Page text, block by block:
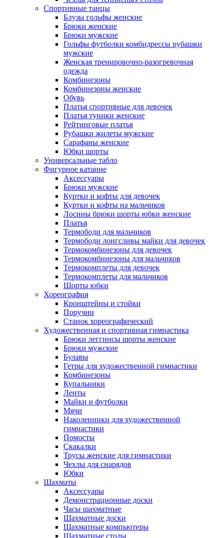
Спортивные танцы
Блузы гольфы женские
Брюки женские
Брюки мужские
Гольфы футболки комбидрессы рубашки
мужские
Женская тренировочно-разогревочная
одежда
Комбинезоны
Комбинезоны женские
Обувь
Платья спортивные для девочек
Платья туники женские
Рейтинговые платья
Рубашки жилеты мужские
Сарафаны женские
Юбки шорты
Универсальные табло
Фигурное катание
Аксессуары
Брюки мужские
Куртки и кофты для девочек
Куртки и кофты на мальчиков
Лосины брюки шорты юбки женские
Платья
Термободи для мальчиков
Термободи лонгсливы майки для девочек
Термокомбинезоны для девочек
Термокомбинезоны для мальчиков
Термокомплеты для девочек
Термокомплеты для мальчиков
Шорты юбки
Хореография
Кронштейны и стойки
Поручни
Станок хореографический
Художественная и спортивная гимнастика
Брюки леггинсы шорты женские
Брюки мужские
Булавы
Гетры для художественной гимнастики
Комбинезоны
Купальники
Ленты
Майки и футболки
Мячи
Наколенники для художественной
гимнастики
Помосты
Скакалки
Трусы женские для гимнастики
Чехлы для снарядов
Юбки
Шахматы
Аксессуары
Демонстрационные доски
Часы шахматные
Шахматные доски
Шахматные компьютеры
Шахматные столы